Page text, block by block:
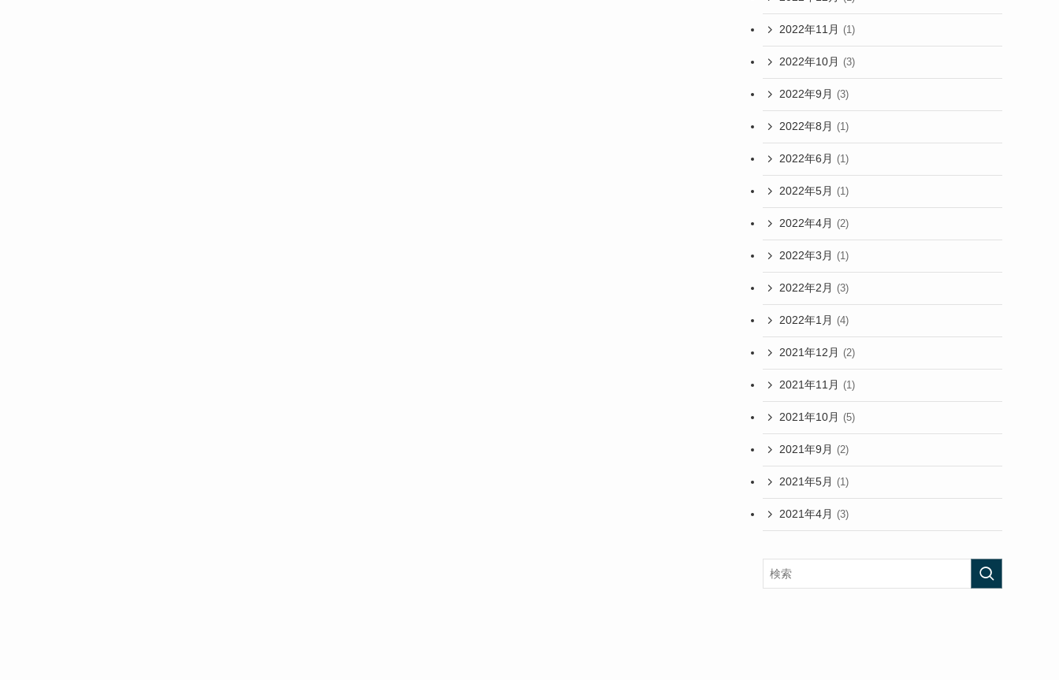
2022年11月 (1)
2022年10月 (3)
2022年9月 (3)
2022年8月 (1)
2022年6月 (1)
2022年5月 (1)
2022年4月 (2)
2022年3月 (1)
2022年2月 (3)
2022年1月 (4)
2021年12月 (2)
2021年11月 (1)
2021年10月 (5)
2021年9月 (2)
2021年5月 (1)
2021年4月 (3)